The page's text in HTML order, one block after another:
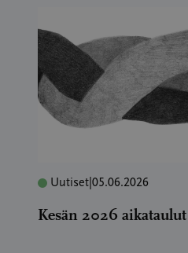
Uutiset 05.06.2026
Kesän 2026 aikataulut